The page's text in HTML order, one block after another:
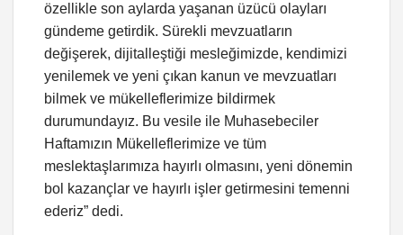
özellikle son aylarda yaşanan üzücü olayları
gündeme getirdik. Sürekli mevzuatların
değişerek, dijitalleştiği mesleğimizde, kendimizi
yenilemek ve yeni çıkan kanun ve mevzuatları
bilmek ve mükelleflerimize bildirmek
durumundayız. Bu vesile ile Muhasebeciler
Haftamızın Mükelleflerimize ve tüm
meslektaşlarımıza hayırlı olmasını, yeni dönemin
bol kazançlar ve hayırlı işler getirmesini temenni
ederiz” dedi.